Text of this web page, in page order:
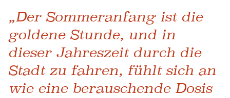
„Der Sommeranfang ist die
goldene Stunde, und in
dieser Jahreszeit durch die
Stadt zu fahren, fühlt sich an
wie eine berauschende Dosis